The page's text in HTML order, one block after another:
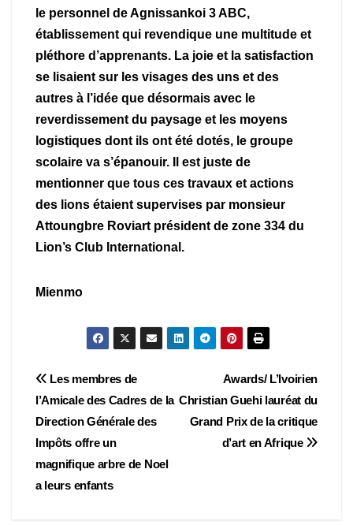
le personnel de Agnissankoi 3 ABC,
établissement qui revendique une multitude et
pléthore d’apprenants. La joie et la satisfaction
se lisaient sur les visages des uns et des
autres à l’idée que désormais avec le
reverdissement du paysage et les moyens
logistiques dont ils ont été dotés, le groupe
scolaire va s’épanouir. Il est juste de
mentionner que tous ces travaux et actions
des lions étaient supervises par monsieur
Attoungbre Roviart président de zone 334 du
Lion’s Club International.
Mienmo
Navigation
de
l’article
Awards/ L’Ivoirien
Christian Guehi lauréat du
Grand Prix de la critique
d’art en Afrique
Les membres de
l’Amicale des Cadres de la
Direction Générale des
Impôts offre un
magnifique arbre de Noel
a leurs enfants